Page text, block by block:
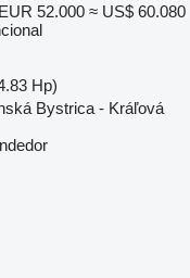
EUR 52.000 ≈ US$ 60.080
Hp)
Bystrica - Kráľová